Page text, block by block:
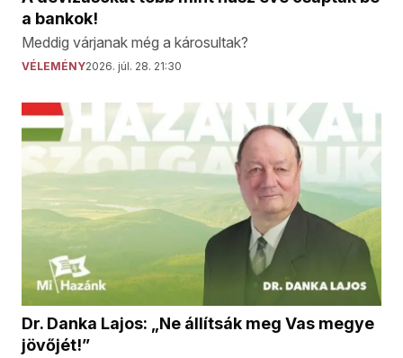
a bankok!
Meddig várjanak még a károsultak?
VÉLEMÉNY2026. júl. 28. 21:30
Dr. Danka Lajos: „Ne állítsák meg Vas megye
jövőjét!”